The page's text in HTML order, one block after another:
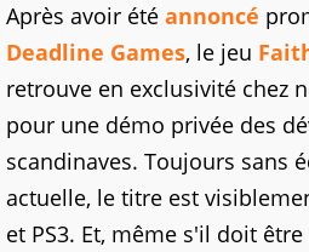
Après avoir été annoncé
Deadline Games, le jeu
retrouve en exclusivité chez
pour une démo privée des
scandinaves. Toujours sans
actuelle, le titre est
et PS3. Et, même s'il doit